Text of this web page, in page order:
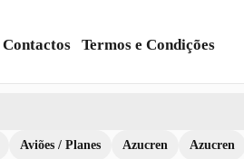
Contactos Termos e Condições
Aviões / Planes Azucren Azucren